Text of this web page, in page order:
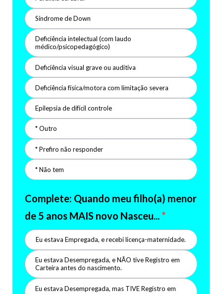
Síndrome de Down
Deficiência intelectual (com laudo
médico/psicopedagógico)
Deficiência visual grave ou auditiva
Deficiência física/motora com limitação severa
Epilepsia de difícil controle
* Outro
* Prefiro não responder
* Não tem
Complete: Quando meu filho(a) menor
de 5 anos MAIS novo Nasceu... *
Eu estava Empregada, e recebi licença-maternidade.
Eu estava Desempregada, e NÃO tive Registro em
Carteira antes do nascimento.
Eu estava Desempregada, mas TIVE Registro em